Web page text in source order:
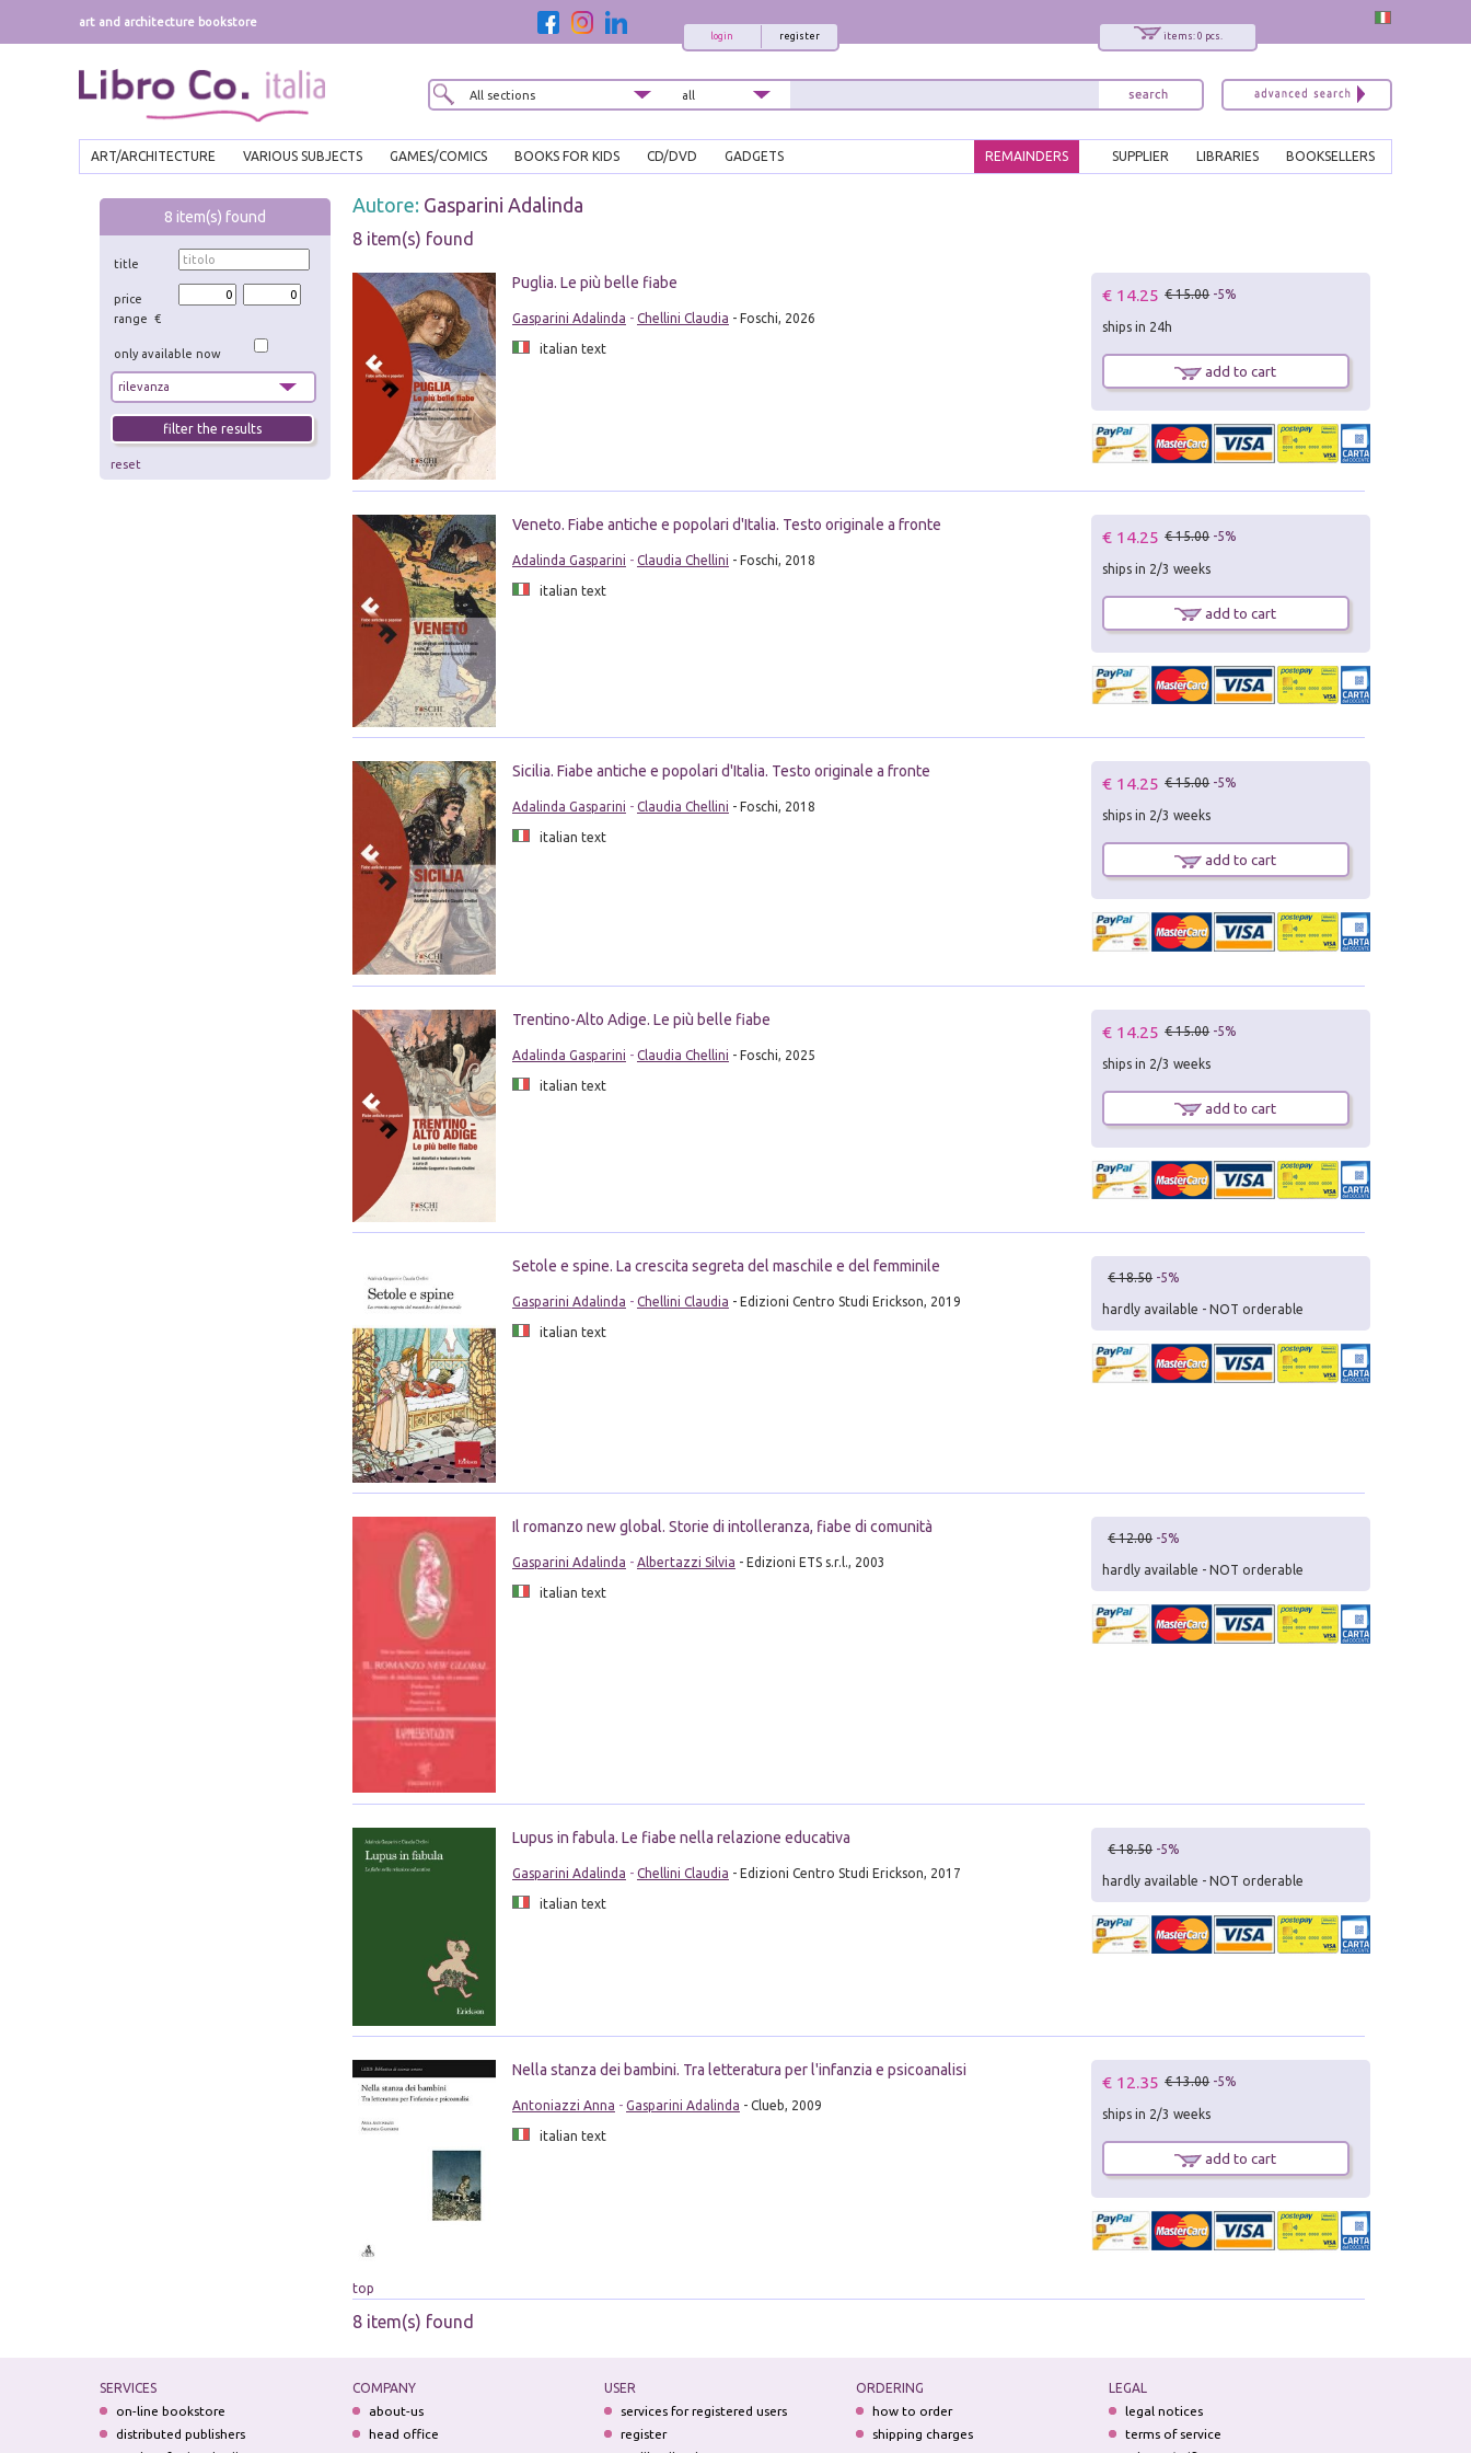
art and architecture bookstore
items: 0 pcs.
register
login
ART/ARCHITECTURE VARIOUS SUBJECTS GAMES/COMICS BOOKS FOR KIDS CD/DVD GADGETS BOOKSELLERS
LIBRARIES
SUPPLIER
REMAINDERS
8 item(s) found
title
price
range €
only available now
reset
Autore: Gasparini Adalinda
8 item(s) found
Puglia. Le più belle fiabe
Gasparini Adalinda - Chellini Claudia - Foschi, 2026
italian text
€ 14.25 € 15.00 -5%
ships in 24h
add to cart
Veneto. Fiabe antiche e popolari d'Italia. Testo originale a fronte
Adalinda Gasparini - Claudia Chellini - Foschi, 2018
italian text
€ 14.25 € 15.00 -5%
ships in 2/3 weeks
add to cart
Sicilia. Fiabe antiche e popolari d'Italia. Testo originale a fronte
Adalinda Gasparini - Claudia Chellini - Foschi, 2018
italian text
€ 14.25 € 15.00 -5%
ships in 2/3 weeks
add to cart
Trentino-Alto Adige. Le più belle fiabe
Adalinda Gasparini - Claudia Chellini - Foschi, 2025
italian text
€ 14.25 € 15.00 -5%
ships in 2/3 weeks
add to cart
Setole e spine. La crescita segreta del maschile e del femminile
Gasparini Adalinda - Chellini Claudia - Edizioni Centro Studi Erickson, 2019
italian text
€ 18.50 -5%
hardly available - NOT orderable
Il romanzo new global. Storie di intolleranza, fiabe di comunità
Gasparini Adalinda - Albertazzi Silvia - Edizioni ETS s.r.l., 2003
italian text
€ 12.00 -5%
hardly available - NOT orderable
Lupus in fabula. Le fiabe nella relazione educativa
Gasparini Adalinda - Chellini Claudia - Edizioni Centro Studi Erickson, 2017
italian text
€ 18.50 -5%
hardly available - NOT orderable
Nella stanza dei bambini. Tra letteratura per l'infanzia e psicoanalisi
Antoniazzi Anna - Gasparini Adalinda - Clueb, 2009
italian text
€ 12.35 € 13.00 -5%
ships in 2/3 weeks
add to cart
top
8 item(s) found
SERVICES
on-line bookstore
distributed publishers
COMPANY
about-us
head office
USER
services for registered users
register
ORDERING
how to order
shipping charges
LEGAL
legal notices
terms of service